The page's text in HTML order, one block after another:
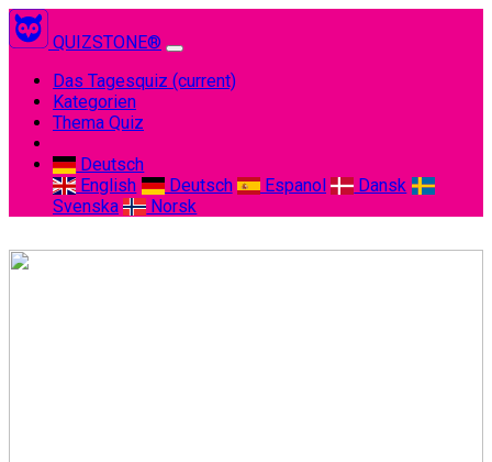
QUIZSTONE®
Das Tagesquiz (current)
Kategorien
Thema Quiz
Deutsch
English
Deutsch Espanol
Dansk
Svenska
Norsk